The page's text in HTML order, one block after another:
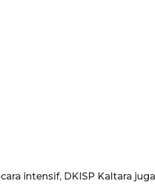
intensif, DKISP Kaltara